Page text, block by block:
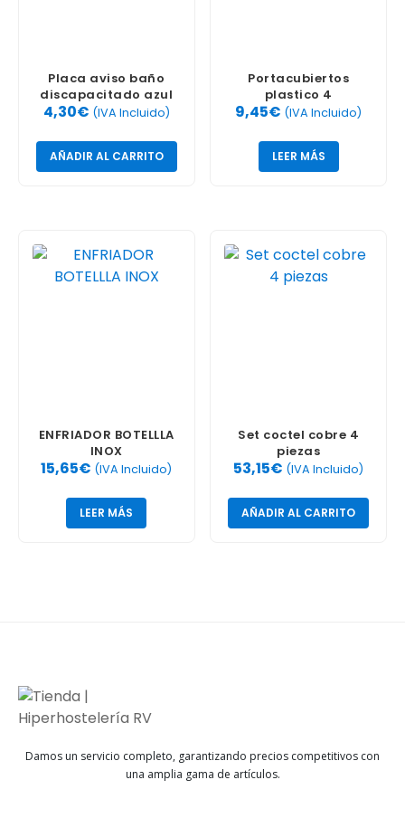
Placa aviso baño
discapacitado azul
4,30€ (IVA Incluido)
AÑADIR AL CARRITO
Portacubiertos
plastico 4
departamentos
9,45€ (IVA Incluido)
LEER MÁS
ENFRIADOR BOTELLLA
INOX
15,65€ (IVA Incluido)
LEER MÁS
Set coctel cobre 4
piezas
53,15€ (IVA Incluido)
AÑADIR AL CARRITO
Damos un servicio completo, garantizando precios competitivos con
una amplia gama de artículos.